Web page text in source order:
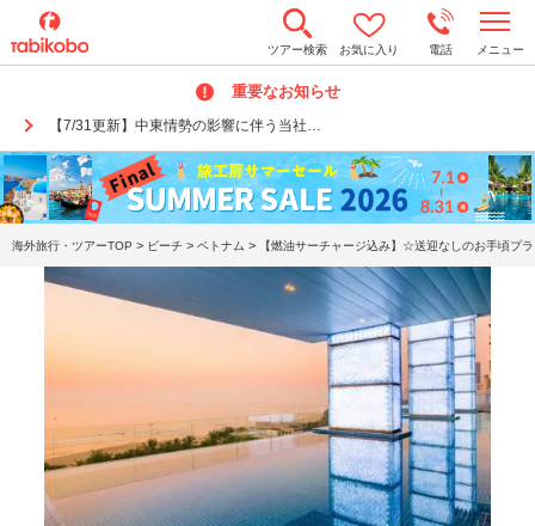
ツアー検索 お気に入り 電話 メニュー
重要なお知らせ
【7/31更新】中東情勢の影響に伴う当社…
o
n
a
v
i
g
a
海外旅行・ツアーTOP > ビーチ > ベトナム > 【燃油サーチャージ込み】☆送迎なしのお手頃プ